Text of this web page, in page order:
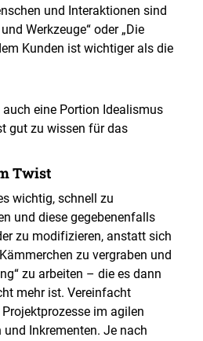
und Interaktionen sind
Werkzeuge“ oder „Die
Kunden ist wichtiger als die
eine Portion Idealismus
gut zu wissen für das
Twist
wichtig, schnell zu
und diese gegebenenfalls
zu modifizieren, anstatt sich
zu vergraben und
zu arbeiten – die es dann
mehr ist. Vereinfacht
im agilen
Inkrementen. Je nach